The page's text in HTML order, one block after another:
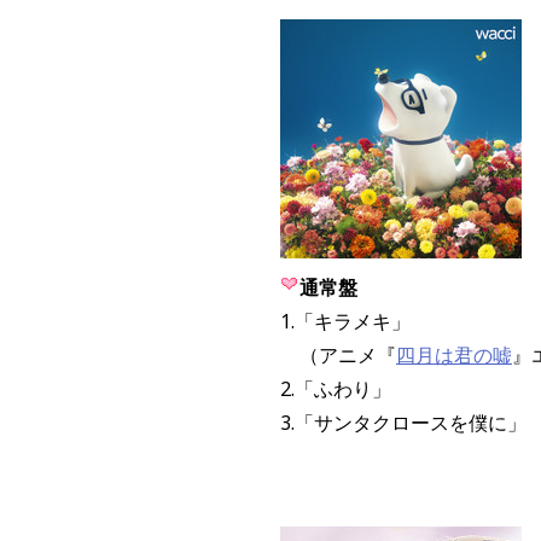
通常盤
1.「キラメキ」
（アニメ『四月は君の嘘』
2.「ふわり」
3.「サンタクロースを僕に」